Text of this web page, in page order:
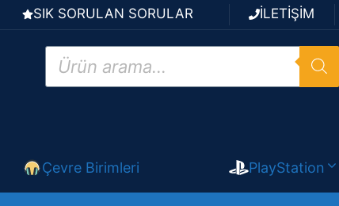
SIK SORULAN SORULAR İLETİŞİM
Products
search
Çevre Birimleri PlayStation